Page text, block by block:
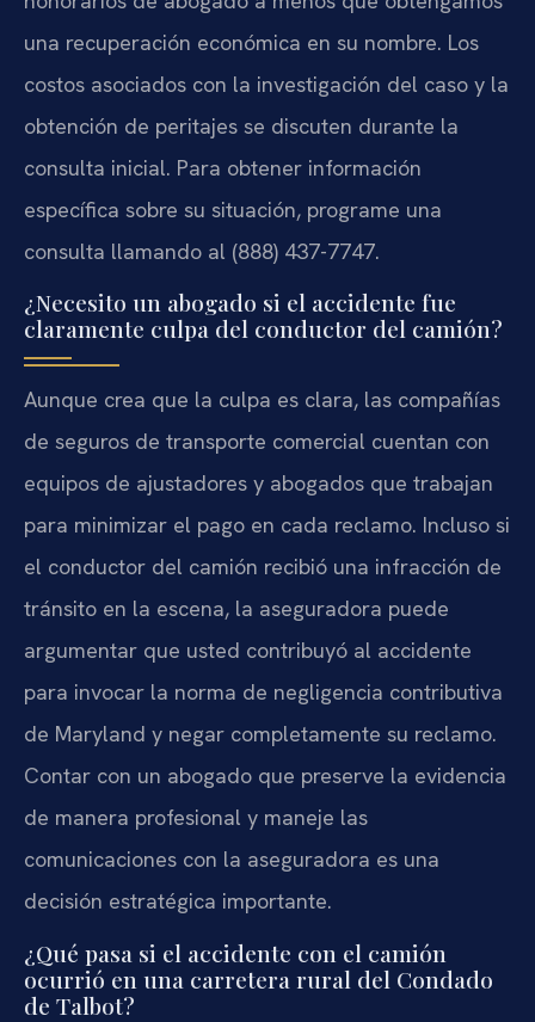
una recuperación económica en su nombre. Los
costos asociados con la investigación del caso y la
obtención de peritajes se discuten durante la
consulta inicial. Para obtener información
específica sobre su situación, programe una
consulta llamando al (888) 437-7747.
¿Necesito un abogado si el accidente fue
claramente culpa del conductor del camión?
Aunque crea que la culpa es clara, las compañías
de seguros de transporte comercial cuentan con
equipos de ajustadores y abogados que trabajan
para minimizar el pago en cada reclamo. Incluso si
el conductor del camión recibió una infracción de
tránsito en la escena, la aseguradora puede
argumentar que usted contribuyó al accidente
para invocar la norma de negligencia contributiva
de Maryland y negar completamente su reclamo.
Contar con un abogado que preserve la evidencia
de manera profesional y maneje las
comunicaciones con la aseguradora es una
decisión estratégica importante.
¿Qué pasa si el accidente con el camión
ocurrió en una carretera rural del Condado
de Talbot?